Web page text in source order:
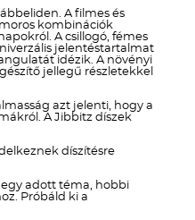
A filmes és
kombinációk
A csillogó, fémes
jelentéstartalmat
idézik. A növényi
jellegű részletekkel
azt jelenti, hogy a
A Jibbitz díszek
díszítésre
adott téma, hobbi
Próbáld ki a